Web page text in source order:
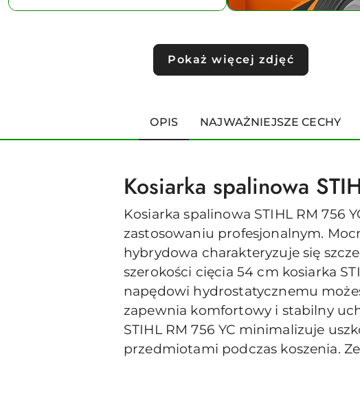
Pokaż więcej zdjęć
OPIS NAJWAŻNIEJSZE CECHY
Kosiarka spalinowa
Kosiarka spalinowa STIHL RM 756
zastosowaniu profesjonalnym.
hybrydowa charakteryzuje się
szerokości cięcia 54 cm kosiarka
napędowi hydrostatycznemu
zapewnia komfortowy i stabilny
STIHL RM 756 YC minimalizuje
przedmiotami podczas koszenia.